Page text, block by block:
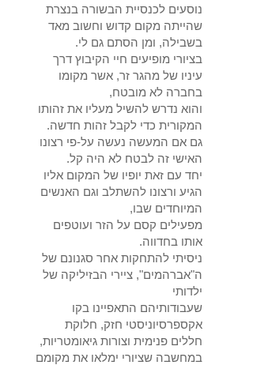
נוסעים לכנסיית הבשורה בנצרת
שהייתה מקום קדוש וחשוב מאד
בשבילה, ומן הסתם גם לי.
בציורי מופיעים חיי הקיבוץ דרך
עיניו של מהגר זר, אשר מקומו
בחברה לא מובטח,
והוא נדרש להשיל מעליו את זהותו
המקורית כדי לקבל זהות חדשה.
גם אם המעשה נעשה על-פי רצונו
האישי זה לבטח לא היה קל.
יחד עם זאת יופיו של המקום אליו
הגיע ורצונו להשתלב וגם האנשים
המיוחדים שבו,
מפעילים קסם על הזר ועוטפים
אותו בחדווה.
ניסיתי להתחקות אחר סגנונם של
ה"אברהמים", ציירי הבזיליקה של
ילדותי
שעבודותיהם התאפיינו בקו
אקספרסיוניסטי חזק, חלוקת
חללים פנימית וצורות גיאומטריות,
במחשבה שציורי ימלאו את מקומם